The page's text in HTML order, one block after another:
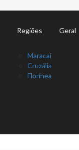
Regiões
Maracaí
Cruzália
Florínea
Geral